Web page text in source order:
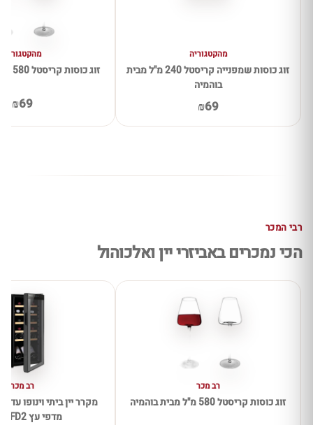
מהקטגוריה
זוג כוסות שמפנייה קריסטל 240 מ"ל מבית
בוהמיה
₪69
מהקטגוריה
זוג כוסות קריסטל 580 מ"ל מבית בוהמיה
₪69
רבי המכר
הכי נמכרים באביזרי יין ואלכוהול
רב מכר
זוג כוסות קריסטל 580 מ"ל מבית בוהמיה
רב מכר
מדפי עץ CH-53FD2